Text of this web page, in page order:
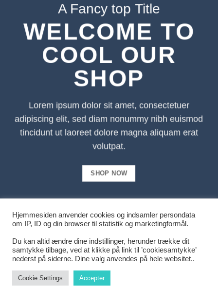
A Fancy top Title
WELCOME TO
COOL OUR
SHOP
Lorem ipsum dolor sit amet, consectetuer
adipiscing elit, sed diam nonummy nibh euismod
tincidunt ut laoreet dolore magna aliquam erat
volutpat.
SHOP NOW
Hjemmesiden anvender cookies og indsamler persondata
om IP, ID og din browser til statistik og marketingformål.
Du kan altid ændre dine indstillinger, herunder trække dit
samtykke tilbage, ved at klikke på link til ’cookiesamtykke’
nederst på siderne. Dine valg anvendes på hele websitet..
Cookie Settings Accepter